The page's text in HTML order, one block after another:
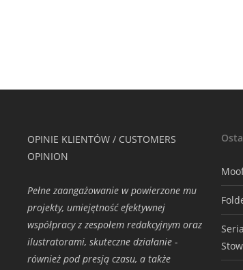
OPINIE KLIENTÓW / CUSTOMERS
OPINION
Pełne zaangażowanie w powierzone mu
projekty, umiejętność efektywnej
współpracy z zespołem redakcyjnym oraz
ilustratorami, skuteczne działanie -
również pod presją czasu, a także